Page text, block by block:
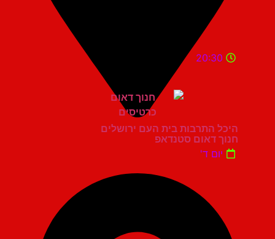
היכל התרבות בית העם ירושלים
20:30
חנוך דאום סטנדאפ
יום ד'